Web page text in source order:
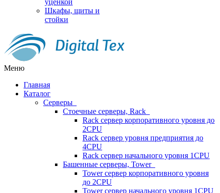
уценкой
Шкафы, щиты и
стойки
Меню
Главная
Каталог
Серверы
Стоечные серверы, Rack
Rack сервер корпоративного уровня до
2CPU
Rack сервер уровня предприятия до
4CPU
Rack сервер начального уровня 1CPU
Башенные серверы, Tower
Tower сервер корпоративного уровня
до 2CPU
Tower сервер начального уровня 1CPU